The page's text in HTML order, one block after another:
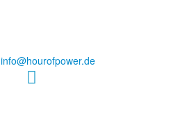
info@hourofpower.de